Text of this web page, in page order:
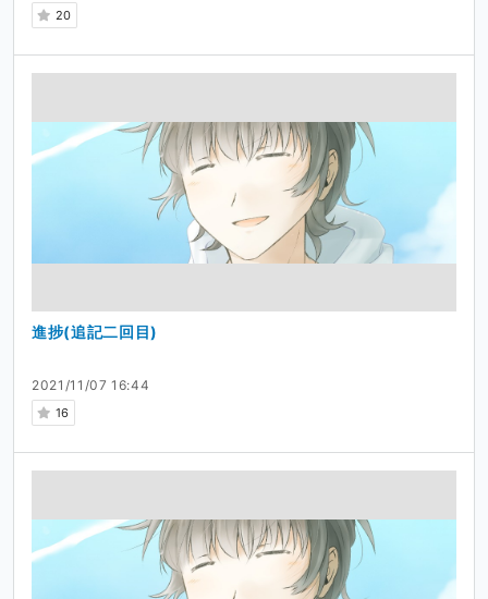
20
2021/11/07 16:44
16
進捗(追記二回目)